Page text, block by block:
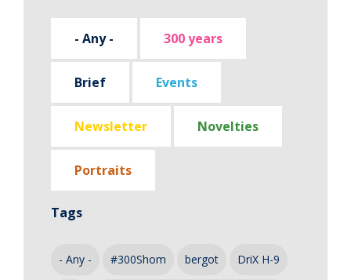
- Any - 300 years
Brief Events
Newsletter Novelties
Portraits
Tags
- Any - #300Shom bergot DriX H-9